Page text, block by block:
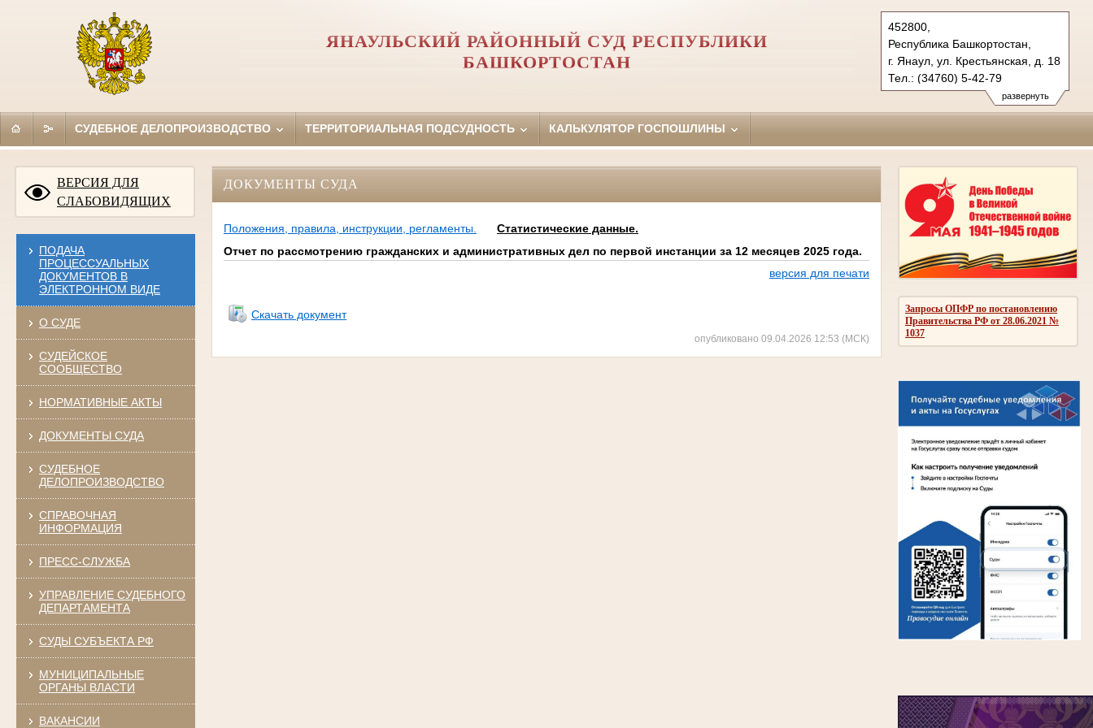
развернуть
452800,
Республика Башкортостан,
г. Янаул, ул. Крестьянская, д. 18
Тел.: (34760) 5-42-79
yanaulsky.bkr@sudrf.ru
ЯНАУЛЬСКИЙ РАЙОННЫЙ СУД РЕСПУБЛИКИ
БАШКОРТОСТАН
СУДЕБНОЕ ДЕЛОПРОИЗВОДСТВО ТЕРРИТОРИАЛЬНАЯ ПОДСУДНОСТЬ КАЛЬКУЛЯТОР ГОСПОШЛИНЫ
ВЕРСИЯ ДЛЯ
СЛАБОВИДЯЩИХ
ПОДАЧА
ПРОЦЕССУАЛЬНЫХ
ДОКУМЕНТОВ В
ЭЛЕКТРОННОМ ВИДЕ
О СУДЕ
СУДЕЙСКОЕ
СООБЩЕСТВО
НОРМАТИВНЫЕ АКТЫ
ДОКУМЕНТЫ СУДА
СУДЕБНОЕ
ДЕЛОПРОИЗВОДСТВО
СПРАВОЧНАЯ
ИНФОРМАЦИЯ
ПРЕСС-СЛУЖБА
УПРАВЛЕНИЕ СУДЕБНОГО
ДЕПАРТАМЕНТА
СУДЫ СУБЪЕКТА РФ
МУНИЦИПАЛЬНЫЕ
ОРГАНЫ ВЛАСТИ
ВАКАНСИИ
Запросы ОПФР по постановлению
Правительства РФ от 28.06.2021 №
1037
ДОКУМЕНТЫ СУДА
Положения, правила, инструкции, регламенты.
Статистические данные.
Отчет по рассмотрению гражданских и административных дел по первой инстанции за 12 месяцев 2025 года.
версия для печати
Скачать документ
опубликовано 09.04.2026 12:53 (МСК)